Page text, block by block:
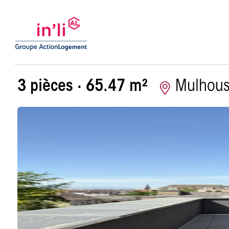
Appartement
3 pièces · 65.47 m²